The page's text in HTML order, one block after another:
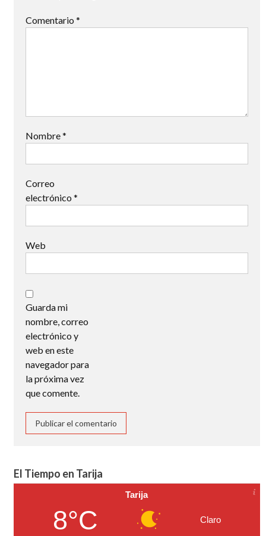
Comentario *
Nombre*
Correo
electrónico *
Web
Guarda mi
nombre, correo
electrónico y
web en este
navegador para
la próxima vez
que comente.
El Tiempo en Tarija
Tarija
8°C Claro